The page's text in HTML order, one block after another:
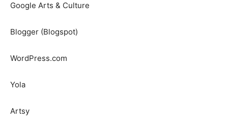
Google Arts & Culture
Blogger (Blogspot)
WordPress.com
Yola
Artsy